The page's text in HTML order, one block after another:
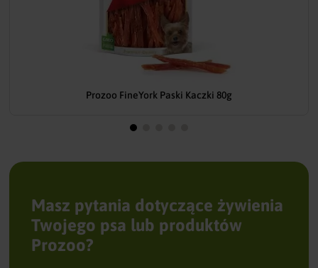
Prozoo FineYork Paski Kaczki 80g
Masz pytania dotyczące żywienia
Twojego psa lub produktów
Prozoo?